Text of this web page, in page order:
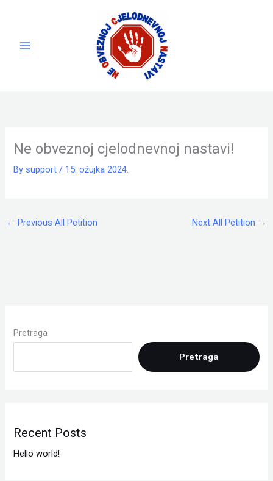
Ne obveznoj cjelodnevnoj nastavi!
By support/ 15. ožujka 2024.
← Previous All Petition Next All Petition →
Pretraga
Pretraga
Recent Posts
Hello world!